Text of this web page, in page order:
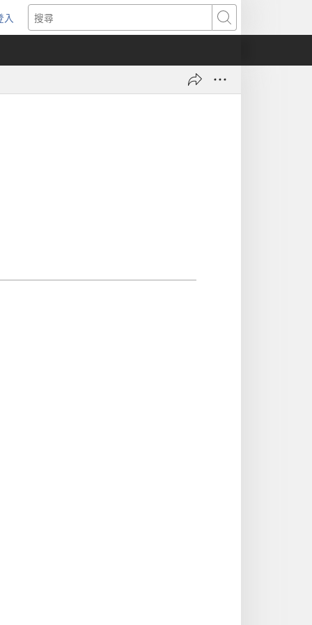
入
開
搜
尋